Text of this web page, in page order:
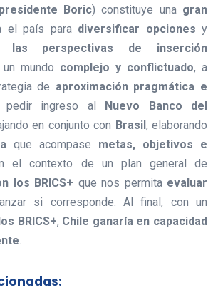
presidente Boric) constituye una gran
el país para diversificar opciones y
las perspectivas de inserción
mundo complejo y conflictuado, a
de aproximación pragmática e
pedir ingreso al Nuevo Banco del
en conjunto con Brasil, elaborando
que acompase metas, objetivos e
el contexto de un plan general de
los BRICS+ que nos permita evaluar
si corresponde. Al final, con un
BRICS+, Chile ganaría en capacidad
.